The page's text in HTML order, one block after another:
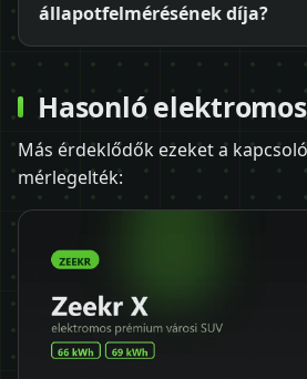
állapotfelmérésének díja?
Hasonló
Más érdeklődők ezeket a
mérlegelték: